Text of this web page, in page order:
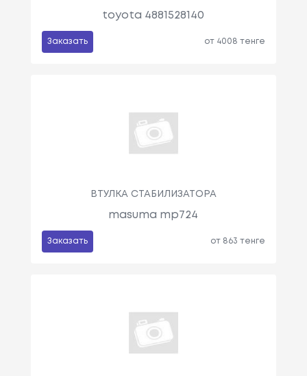
toyota 4881528140
Заказать от 4008 тенге
ВТУЛКА СТАБИЛИЗАТОРА
masuma mp724
Заказать от 863 тенге